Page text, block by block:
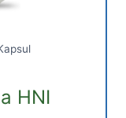
HNI